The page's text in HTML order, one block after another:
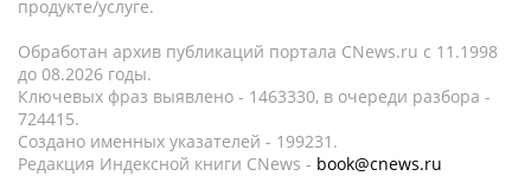
продукте/услуге.
Обработан архив публикаций портала CNews.ru c 11.1998
до 08.2026 годы.
Ключевых фраз выявлено - 1463330, в очереди разбора -
724415.
Создано именных указателей - 199231.
Редакция Индексной книги CNews - book@cnews.ru